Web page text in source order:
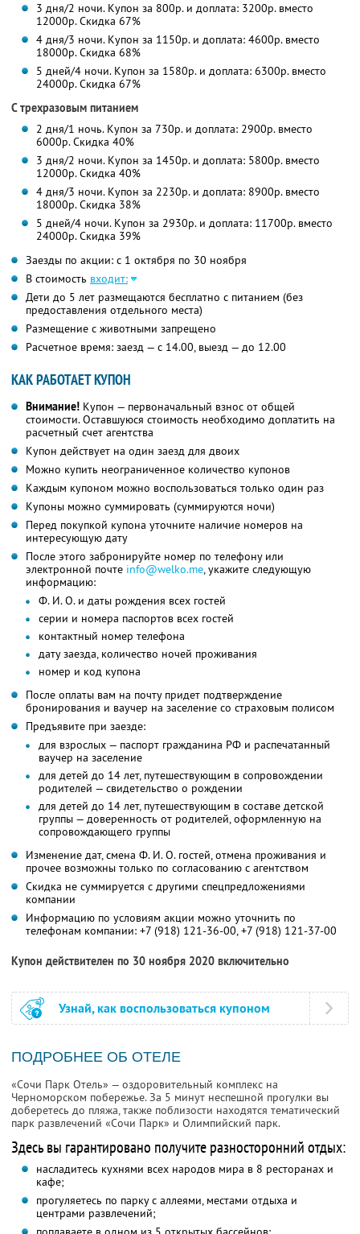
3 дня/2 ночи. Купон за 800р. и доплата: 3200р. вместо
12000р.Скидка 67%
4 дня/3 ночи. Купон за 1150р. и доплата: 4600р. вместо
18000р.Скидка 68%
5 дней/4 ночи. Купон за 1580р. и доплата: 6300р. вместо
24000р.Скидка 67%
С трехразовым питанием
2 дня/1 ночь. Купон за 730р. и доплата: 2900р. вместо
6000р.Скидка 40%
3 дня/2 ночи. Купон за 1450р. и доплата: 5800р. вместо
12000р.Скидка 40%
4 дня/3 ночи. Купон за 2230р. и доплата: 8900р. вместо
18000р.Скидка 38%
5 дней/4 ночи. Купон за 2930р. и доплата: 11700р. вместо
24000р.Скидка 39%
Заезды по акции: с 1 октября по 30 ноября
В стоимость входит:
Дети до 5 лет размещаются бесплатно с питанием (без
предоставления отдельного места)
Размещение с животными запрещено
Расчетное время: заезд — с 14.00, выезд — до 12.00
КАК РАБОТАЕТ КУПОН
Внимание! Купон — первоначальный взнос от общей
стоимости. Оставшуюся стоимость необходимо доплатить на
расчетный счет агентства
Купон действует на один заезд для двоих
Можно купить неограниченное количество купонов
Каждым купоном можно воспользоваться только один раз
Купоны можно суммировать (суммируются ночи)
Перед покупкой купона уточните наличие номеров на
интересующую дату
После этого забронируйте номер по телефону или
электронной почте info@welko.me, укажите следующую
информацию:
Ф. И. О. и даты рождения всех гостей
серии и номера паспортов всех гостей
контактный номер телефона
дату заезда, количество ночей проживания
номер и код купона
После оплаты вам на почту придет подтверждение
бронирования и ваучер на заселение со страховым полисом
Предъявите при заезде:
для взрослых — паспорт гражданина РФ и распечатанный
ваучер на заселение
для детей до 14 лет, путешествующим в сопровождении
родителей — свидетельство о рождении
для детей до 14 лет, путешествующим в составе детской
группы — доверенность от родителей, оформленную на
сопровождающего группы
Изменение дат, смена Ф. И. О. гостей, отмена проживания и
прочее возможны только по согласованию с агентством
Скидка не суммируется с другими спецпредложениями
компании
Информацию по условиям акции можно уточнить по
телефонам компании: +7 (918) 121-36-00, +7 (918) 121-37-00
Купон действителен по 30 ноября 2020 включительно
Узнай, как воспользоваться купоном
ПОДРОБНЕЕ ОБ ОТЕЛЕ
«Сочи Парк Отель» — оздоровительный комплекс на
Черноморском побережье. За 5 минут неспешной прогулки вы
доберетесь до пляжа, также поблизости находятся тематический
парк развлечений «Сочи Парк» и Олимпийский парк.
Здесь вы гарантировано получите разносторонний отдых:
насладитесь кухнями всех народов мира в 8 ресторанах и
кафе;
прогуляетесь по парку с аллеями, местами отдыха и
центрами развлечений;